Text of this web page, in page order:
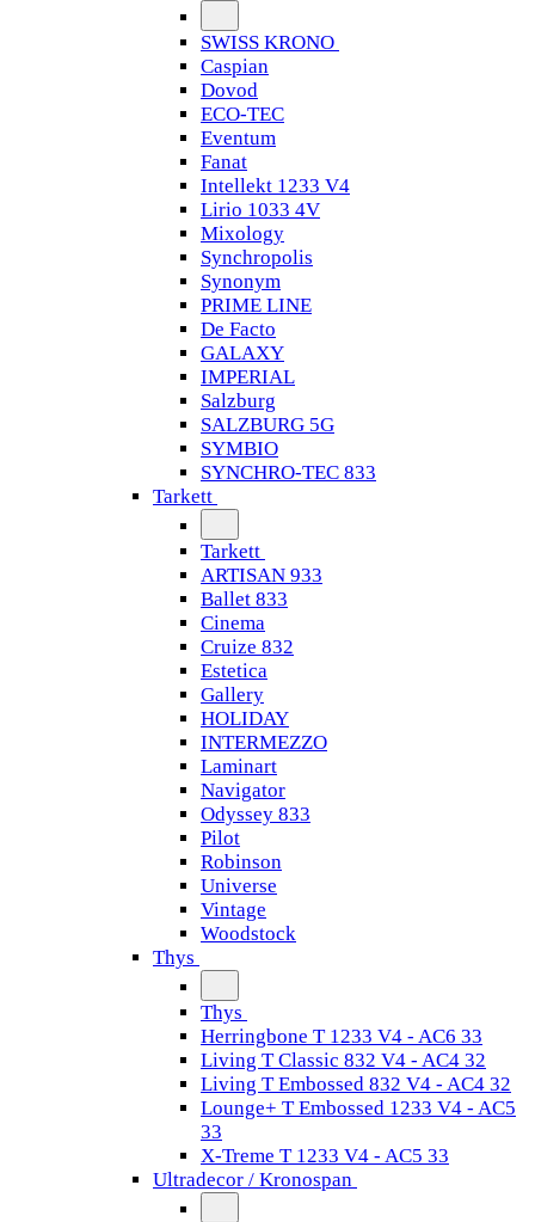
SWISS KRONO
Caspian
Dovod
ECO-TEC
Eventum
Fanat
Intellekt 1233 V4
Lirio 1033 4V
Mixology
Synchropolis
Synonym
PRIME LINE
De Facto
GALAXY
IMPERIAL
Salzburg
SALZBURG 5G
SYMBIO
SYNCHRO-TEC 833
Tarkett
Tarkett
ARTISAN 933
Ballet 833
Cinema
Cruize 832
Estetica
Gallery
HOLIDAY
INTERMEZZO
Laminart
Navigator
Odyssey 833
Pilot
Robinson
Universe
Vintage
Woodstock
Thys
Thys
Herringbone T 1233 V4 - AC6 33
Living T Classic 832 V4 - AC4 32
Living T Embossed 832 V4 - AC4 32
Lounge+ T Embossed 1233 V4 - AC5
33
X-Treme T 1233 V4 - AC5 33
Ultradecor / Kronospan